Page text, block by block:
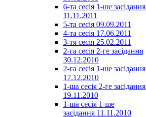
6-та сесія 1-ше засідання
11.11.2011
5-та сесія 09.09.2011
4-та сесія 17.06.2011
3-тя сесія 25.02.2011
2-га сесія 2-ге засідання
30.12.2010
2-га сесія 1-ше засідання
17.12.2010
1-ша сесія 2-ге засідання
19.11.2010
1-ша сесія 1-ше
засідання 11.11.2010